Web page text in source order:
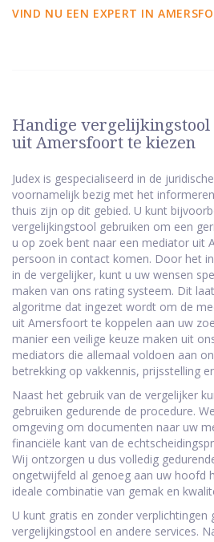
VIND NU EEN EXPERT IN
Handige vergelijkingstool
uit Amersfoort te kiezen
Judex is gespecialiseerd in de
voornamelijk bezig met het
thuis zijn op dit gebied. U kunt
vergelijkingstool gebruiken om een
u op zoek bent naar een mediator uit
persoon in contact komen. Door het
in de vergelijker, kunt u uw wensen
maken van ons rating systeem. Dit
algoritme dat ingezet wordt om de
uit Amersfoort te koppelen aan uw
manier een veilige keuze maken uit
mediators die allemaal voldoen aan
betrekking op vakkennis, prijsstelling
Naast het gebruik van de vergelijker
gebruiken gedurende de procedure.
omgeving om documenten naar uw
financiële kant van de
Wij ontzorgen u dus volledig
ongetwijfeld al genoeg aan uw hoofd
ideale combinatie van gemak en
U kunt gratis en zonder verplichtingen
vergelijkingstool en andere services.